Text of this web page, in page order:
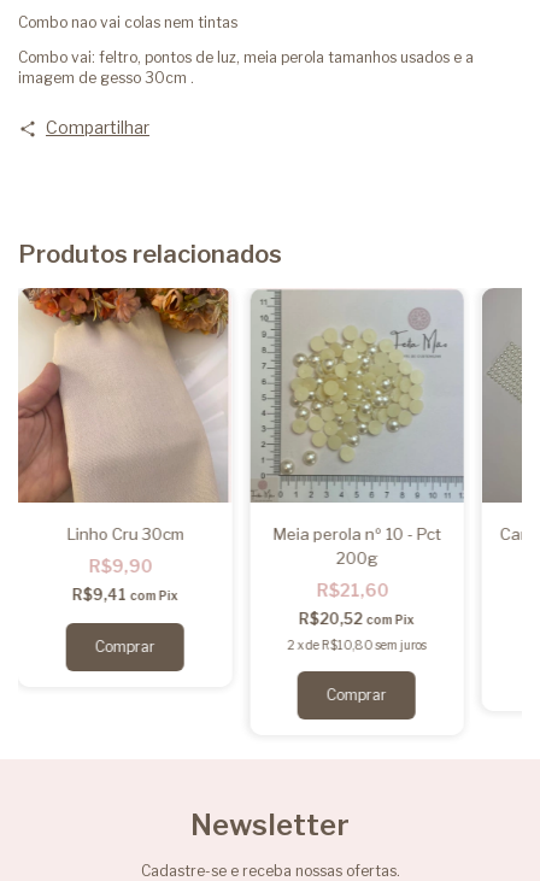
Combo nao vai colas nem tintas
Combo vai: feltro, pontos de luz, meia perola tamanhos usados e a
imagem de gesso 30cm .
Compartilhar
Produtos relacionados
Linho Cru 30cm
R$9,90
R$9,41 com Pix
Meia perola nº 10 - Pct
200g
R$21,60
R$20,52com Pix
2 xdeR$10,80 sem juros
Newsletter
Cadastre-se e receba nossas ofertas.